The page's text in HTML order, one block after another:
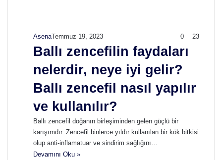
AsenaTemmuz 19, 2023 0 23
Ballı zencefilin faydaları
nelerdir, neye iyi gelir?
Ballı zencefil nasıl yapılır
ve kullanılır?
Ballı zencefil doğanın birleşiminden gelen güçlü bir
karışımdır. Zencefil binlerce yıldır kullanılan bir kök bitkisi
olup anti-inflamatuar ve sindirim sağlığını…
Devamını Oku »